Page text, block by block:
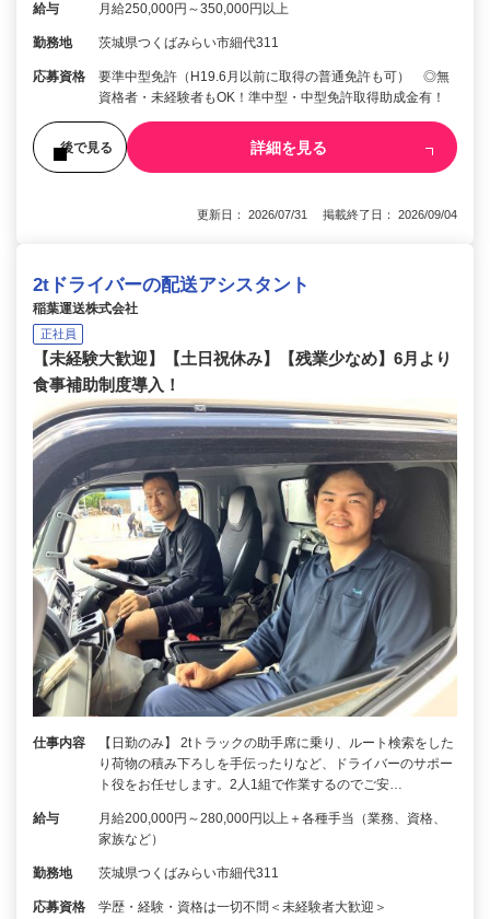
給与 月給250,000円～350,000円以上
勤務地 茨城県つくばみらい市細代311
応募資格
要準中型免許（H19.6月以前に取得の普通免許も可） ◎無
資格者・未経験者もOK！準中型・中型免許取得助成金有！
後で見る 詳細を見る
更新日： 2026/07/31 掲載終了日： 2026/09/04
2tドライバーの配送アシスタント
稲葉運送株式会社
正社員
【未経験大歓迎】【土日祝休み】【残業少なめ】6月より
食事補助制度導入！
仕事内容
【日勤のみ】 2tトラックの助手席に乗り、ルート検索をした
り荷物の積み下ろしを手伝ったりなど、ドライバーのサポー
ト役をお任せします。2人1組で作業するのでご安…
給与
月給200,000円～280,000円以上＋各種手当（業務、資格、
家族など）
勤務地 茨城県つくばみらい市細代311
応募資格 学歴・経験・資格は一切不問＜未経験者大歓迎＞